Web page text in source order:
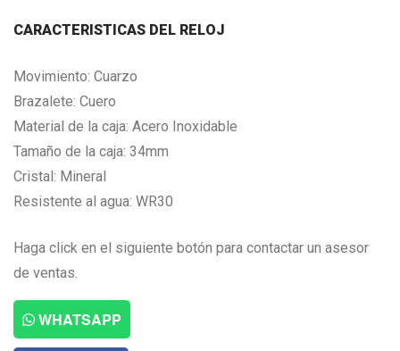
CARACTERISTICAS DEL RELOJ
Movimiento: Cuarzo
Brazalete: Cuero
Material de la caja: Acero Inoxidable
Tamaño de la caja: 34mm
Cristal: Mineral
Resistente al agua: WR30
Haga click en el siguiente botón para contactar un asesor
de ventas.
WHATSAPP